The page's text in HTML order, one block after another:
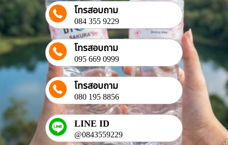
โทรสอบถาม
084 355 9229
โทรสอบถาม
095 669 0999
โทรสอบถาม
080 195 8856
LINE ID
@0843559229